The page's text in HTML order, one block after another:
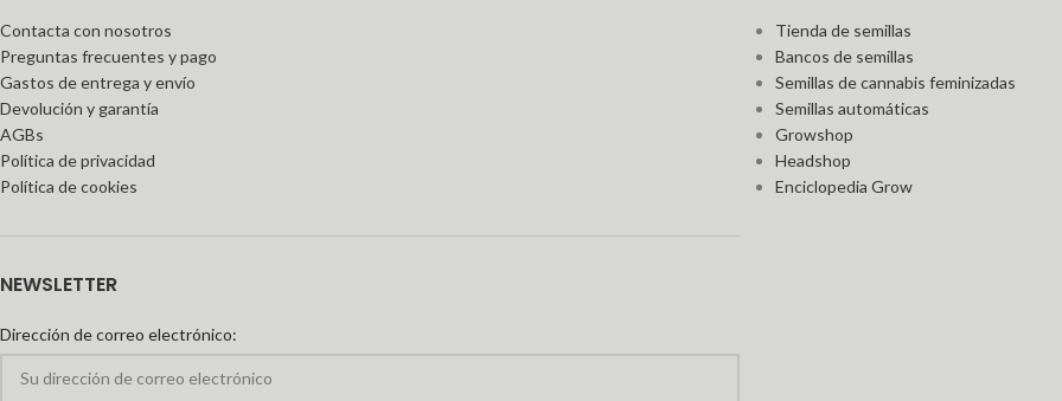
Contacta con nosotros
Preguntas frecuentes y pago
Gastos de entrega y envío
Devolución y garantía
AGBs
Política de privacidad
Política de cookies
NEWSLETTER
Dirección de correo electrónico:
Tienda de semillas
Bancos de semillas
Semillas de cannabis feminizadas
Semillas automáticas
Growshop
Headshop
Enciclopedia Grow